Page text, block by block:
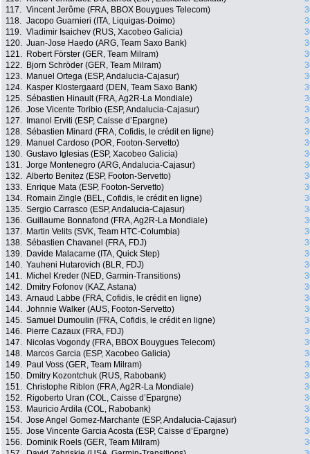
117. Vincent Jerôme (FRA, BBOX Bouygues Telecom)
118. Jacopo Guarnieri (ITA, Liquigas-Doimo)
119. Vladimir Isaichev (RUS, Xacobeo Galicia)
120. Juan-Jose Haedo (ARG, Team Saxo Bank)
121.
Robert Förster (GER, Team Milram)
122.
Bjorn Schröder (GER, Team Milram)
123.
Manuel Ortega (ESP, Andalucia-Cajasur)
124.
Kasper Klostergaard (DEN, Team Saxo Bank)
125. Sébastien Hinault (FRA, Ag2R-La Mondiale)
126. Jose Vicente Toribio (ESP, Andalucia-Cajasur)
127.
Imanol Erviti (ESP, Caisse d’Epargne)
128. Sébastien Minard (FRA, Cofidis, le crédit en ligne)
129.
Manuel Cardoso (POR, Footon-Servetto)
130. Gustavo Iglesias (ESP, Xacobeo Galicia)
131. Jorge Montenegro (ARG, Andalucia-Cajasur)
132. Alberto Benitez (ESP, Footon-Servetto)
133.
Enrique Mata (ESP, Footon-Servetto)
134.
Romain Zingle (BEL, Cofidis, le crédit en ligne)
135. Sergio Carrasco (ESP, Andalucia-Cajasur)
136. Guillaume Bonnafond (FRA, Ag2R-La Mondiale)
137.
Martin Velits (SVK, Team HTC-Columbia)
138. Sébastien Chavanel (FRA, FDJ)
139.
Davide Malacarne (ITA, Quick Step)
140. Yauheni Hutarovich (BLR, FDJ)
141.
Michel Kreder (NED, Garmin-Transitions)
142.
Dmitry Fofonov (KAZ, Astana)
143. Arnaud Labbe (FRA, Cofidis, le crédit en ligne)
144. Johnnie Walker (AUS, Footon-Servetto)
145. Samuel Dumoulin (FRA, Cofidis, le crédit en ligne)
146.
Pierre Cazaux (FRA, FDJ)
147.
Nicolas Vogondy (FRA, BBOX Bouygues Telecom)
148.
Marcos Garcia (ESP, Xacobeo Galicia)
149.
Paul Voss (GER, Team Milram)
150.
Dmitry Kozontchuk (RUS, Rabobank)
151. Christophe Riblon (FRA, Ag2R-La Mondiale)
152.
Rigoberto Uran (COL, Caisse d’Epargne)
153.
Mauricio Ardila (COL, Rabobank)
154. Jose Angel Gomez-Marchante (ESP, Andalucia-Cajasur)
155. Jose Vincente Garcia Acosta (ESP, Caisse d’Epargne)
156.
Dominik Roels (GER, Team Milram)